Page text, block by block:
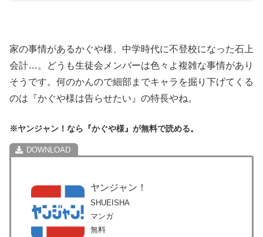
家の事情があるかぐや様、中学時代に不登校になった石上
会計…。どうも生徒会メンバーは色々よ複雑な事情があり
そうです。何のかんので細部までキャラを掘り下げてくる
のは『かぐや様は告らせたい』の特長やね。
※ヤンジャン！なら『かぐや様』が無料で読める。
ヤンジャン！
SHUEISHA
マンガ
無料